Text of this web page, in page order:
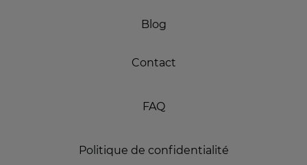
Blog
Contact
FAQ
Politique de confidentialité